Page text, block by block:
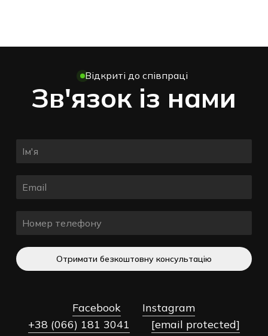
Відкриті до співпраці
Зв'язок із нами
Отримати безкоштовну консультацію
Facebook
Instagram
+38 (066) 181 3041
[email protected]